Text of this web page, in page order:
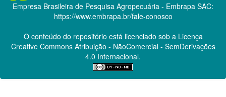
Empresa Brasileira de Pesquisa Agropecuária - Embrapa SAC:
https://www.embrapa.br/fale-conosco
O conteúdo do repositório está licenciado sob a Licença
Creative CommonsAtribuição - NãoComercial - SemDerivações
4.0 Internacional.